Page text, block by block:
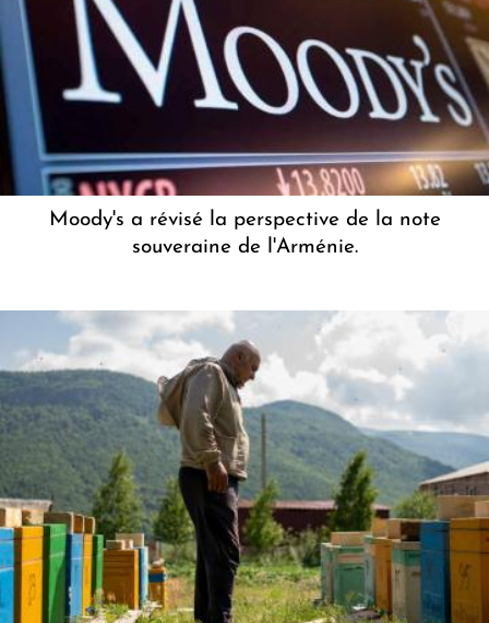
Moody's a révisé la perspective de la note
souveraine de l'Arménie.